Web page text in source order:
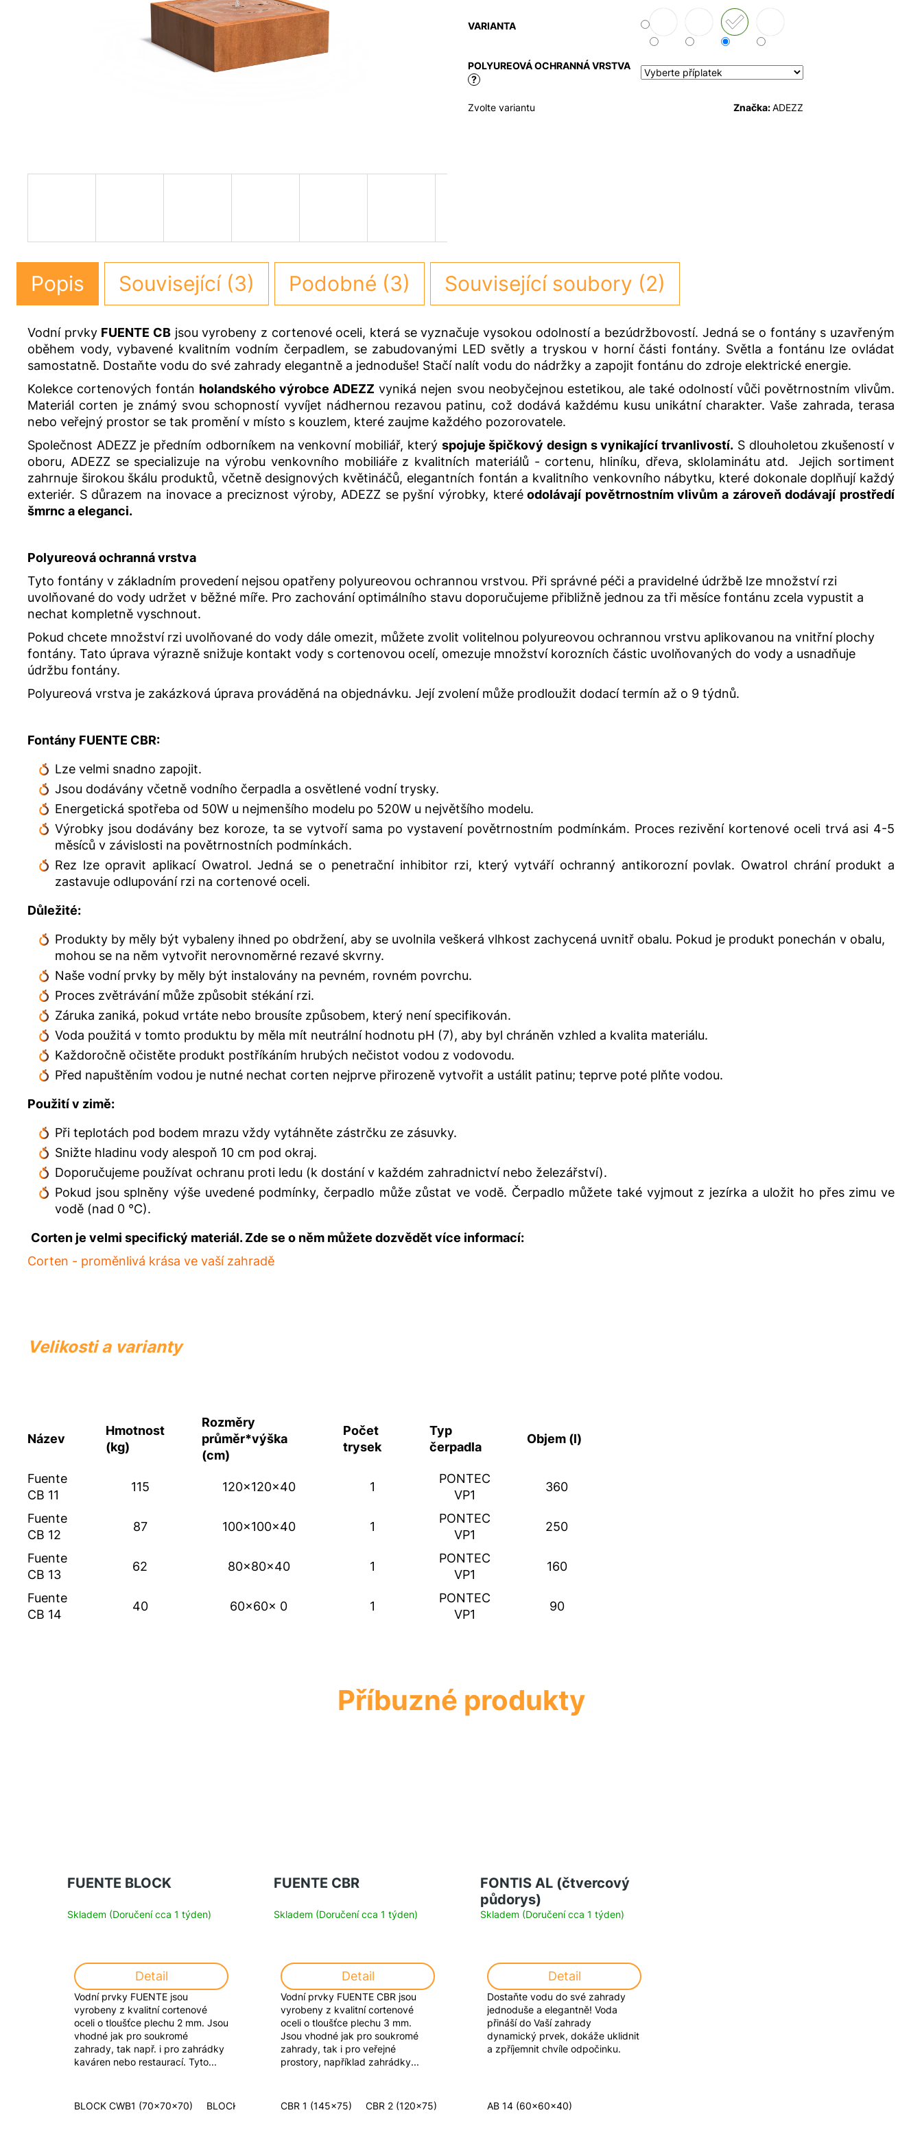
VARIANTA
POLYUREOVÁ OCHRANNÁ VRSTVA
?
Zvolte variantu Značka:ADEZZ
Popis Související (3) Podobné (3) Související soubory (2)
Vodní prvky FUENTE CB jsou vyrobeny z cortenové oceli, která se vyznačuje vysokou odolností a bezúdržbovostí. Jedná se o fontány s uzavřeným
oběhem vody, vybavené kvalitním vodním čerpadlem, se zabudovanými LED světly a tryskou v horní části fontány. Světla a fontánu lze ovládat
samostatně. Dostaňte vodu do své zahrady elegantně a jednoduše! Stačí nalít vodu do nádržky a zapojit fontánu do zdroje elektrické energie.
Kolekce cortenových fontán holandského výrobce ADEZZ vyniká nejen svou neobyčejnou estetikou, ale také odolností vůči povětrnostním vlivům.
Materiál corten je známý svou schopností vyvíjet nádhernou rezavou patinu, což dodává každému kusu unikátní charakter. Vaše zahrada, terasa
nebo veřejný prostor se tak promění v místo s kouzlem, které zaujme každého pozorovatele.
Společnost ADEZZ je předním odborníkem na venkovní mobiliář, který spojuje špičkový design s vynikající trvanlivostí. S dlouholetou zkušeností v
oboru, ADEZZ se specializuje na výrobu venkovního mobiliáře z kvalitních materiálů - cortenu, hliníku, dřeva, sklolaminátu atd. Jejich sortiment
zahrnuje širokou škálu produktů, včetně designových květináčů, elegantních fontán a kvalitního venkovního nábytku, které dokonale doplňují každý
exteriér. S důrazem na inovace a preciznost výroby, ADEZZ se pyšní výrobky, kteréodolávají povětrnostním vlivům a zároveň dodávají prostředí
šmrnc a eleganci.
Polyureová ochranná vrstva
Tyto fontány v základním provedení nejsou opatřeny polyureovou ochrannou vrstvou. Při správné péči a pravidelné údržbě lze množství rzi
uvolňované do vody udržet v běžné míře. Pro zachování optimálního stavu doporučujeme přibližně jednou za tři měsíce fontánu zcela vypustit a
nechat kompletně vyschnout.
Pokud chcete množství rzi uvolňované do vody dále omezit, můžete zvolit volitelnou polyureovou ochrannou vrstvu aplikovanou na vnitřní plochy
fontány. Tato úprava výrazně snižuje kontakt vody s cortenovou ocelí, omezuje množství korozních částic uvolňovaných do vody a usnadňuje
údržbu fontány.
Polyureová vrstva je zakázková úprava prováděná na objednávku. Její zvolení může prodloužit dodací termín až o 9 týdnů.
Fontány FUENTE CBR:
Lze velmi snadno zapojit.
Jsou dodávány včetně vodního čerpadla a osvětlené vodní trysky.
Energetická spotřeba od 50W u nejmenšího modelu po 520W u největšího modelu.
Výrobky jsou dodávány bez koroze, ta se vytvoří sama po vystavení povětrnostním podmínkám. Proces rezivění kortenové oceli trvá asi 4-5
měsíců v závislosti na povětrnostních podmínkách.
Rez lze opravit aplikací Owatrol. Jedná se o penetrační inhibitor rzi, který vytváří ochranný antikorozní povlak. Owatrol chrání produkt a
zastavuje odlupování rzi na cortenové oceli.
Důležité:
Produkty by měly být vybaleny ihned po obdržení, aby se uvolnila veškerá vlhkost zachycená uvnitř obalu. Pokud je produkt ponechán v obalu,
mohou se na něm vytvořit nerovnoměrné rezavé skvrny.
Naše vodní prvky by měly být instalovány na pevném, rovném povrchu.
Proces zvětrávání může způsobit stékání rzi.
Záruka zaniká, pokud vrtáte nebo brousíte způsobem, který není specifikován.
Voda použitá v tomto produktu by měla mít neutrální hodnotu pH (7), aby byl chráněn vzhled a kvalita materiálu.
Každoročně očistěte produkt postříkáním hrubých nečistot vodou z vodovodu.
Před napuštěním vodou je nutné nechat corten nejprve přirozeně vytvořit a ustálit patinu; teprve poté plňte vodou.
Použití v zimě:
Při teplotách pod bodem mrazu vždy vytáhněte zástrčku ze zásuvky.
Snižte hladinu vody alespoň 10 cm pod okraj.
Doporučujeme používat ochranu proti ledu (k dostání v každém zahradnictví nebo železářství).
Pokud jsou splněny výše uvedené podmínky, čerpadlo může zůstat ve vodě. Čerpadlo můžete také vyjmout z jezírka a uložit ho přes zimu ve
vodě (nad 0 °C).
Corten je velmi specifický materiál. Zde se o něm můžete dozvědět více informací:
Corten - proměnlivá krása ve vaší zahradě
Velikosti a varianty
Název
Hmotnost
(kg)
Rozměry
průměr*výška
(cm)
Počet
trysek
Typ
čerpadla
Objem (l)
Fuente
CB 11
115 120x120x40 1
PONTEC
VP1
360
Fuente
CB 12
87 100x100x40 1
PONTEC
VP1
250
Fuente
CB 13
62 80x80x40 1
PONTEC
VP1
160
Fuente
CB 14
40 60x60x 0 1
PONTEC
VP1
90
FUENTE BLOCK
Skladem (Doručení cca 1 týden)
Detail
Vodní prvky FUENTE jsou
vyrobeny z kvalitní cortenové
oceli o tloušťce plechu 2 mm. Jsou
vhodné jak pro soukromé
zahrady, tak např. i pro zahrádky
kaváren nebo restaurací. Tyto...
BLOCK CWB1 (70x70x70) BLOCK CWB4 (300x70x70)
FUENTE CBR
Skladem (Doručení cca 1 týden)
Detail
Vodní prvky FUENTE CBR jsou
vyrobeny z kvalitní cortenové
oceli o tloušťce plechu 3 mm.
Jsou vhodné jak pro soukromé
zahrady, tak i pro veřejné
prostory, například zahrádky...
CBR 1 (145x75) CBR 2 (120x75) CBR 3 (100x75) CBR 4 (145x40)
FONTIS AL (čtvercový
půdorys)
Skladem (Doručení cca 1 týden)
Detail
Dostaňte vodu do své zahrady
jednoduše a elegantně! Voda
přináší do Vaší zahrady
dynamický prvek, dokáže uklidnit
a zpříjemnit chvíle odpočinku.
AB 14 (60x60x40)